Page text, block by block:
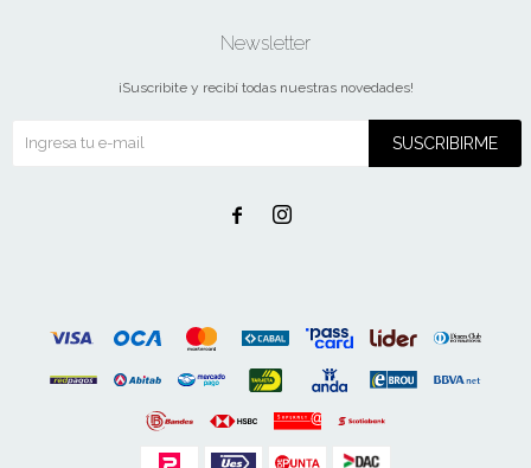
Newsletter
¡Suscribite y recibí todas nuestras novedades!
SUSCRIBIRME
 